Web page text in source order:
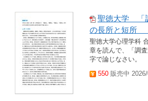
聖徳大学 「
の長所と短所
聖徳大学心理学科
章を読んで、「調
字で論じなさい。
550 販売中